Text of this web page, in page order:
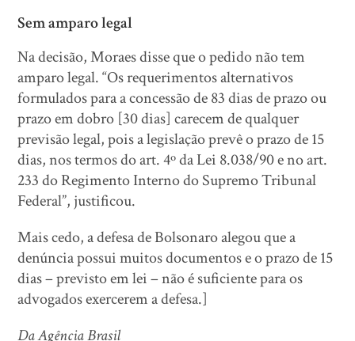
Sem amparo legal
Na decisão, Moraes disse que o pedido não tem
amparo legal. “Os requerimentos alternativos
formulados para a concessão de 83 dias de prazo ou
prazo em dobro [30 dias] carecem de qualquer
previsão legal, pois a legislação prevê o prazo de 15
dias, nos termos do art. 4º da Lei 8.038/90 e no art.
233 do Regimento Interno do Supremo Tribunal
Federal”, justificou.
Mais cedo, a defesa de Bolsonaro alegou que a
denúncia possui muitos documentos e o prazo de 15
dias – previsto em lei – não é suficiente para os
advogados exercerem a defesa.]
Da Agência Brasil